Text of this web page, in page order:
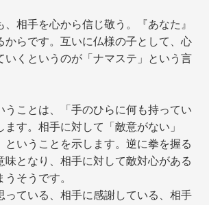
、相手を心から信じ敬う。『あなた』
からです。互いに仏様の子として、心
いくというのが「ナマステ」という言
うことは、「手のひらに何も持ってい
ます。相手に対して「敵意がない」
ということを示します。逆に拳を握る
味となり、相手に対して敵対心がある
そうです。
っている、相手に感謝している、相手